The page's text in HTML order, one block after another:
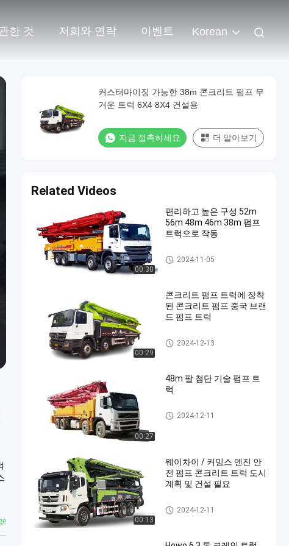
한 것 저희와 연락 이벤트 Korean
커스터마이징 가능한 38m 콘크리트 펌프 무
거운 트럭 6X4 8X4 건설용
지금 접촉하세요 더 알아보기
Related Videos
00:30
편리하고 높은 구성 52m
56m 48m 46m 38m 펌프
트럭으로 작동
펌프 트럭
2024-11-05
00:29
콘크리트 펌프 트럭에 장착
된 콘크리트 펌프 중국 브랜
드 펌프 트럭
펌프 트럭
2024-12-13
00:27
48m 팔 첨단 기술 펌프 트
럭
펌프 트럭
2024-12-11
00:13
웨이차이 / 커밍스 엔진 안
전 펌프 콘크리트 트럭 도시
계획 및 건설 필요
펌프 트럭
2024-12-11